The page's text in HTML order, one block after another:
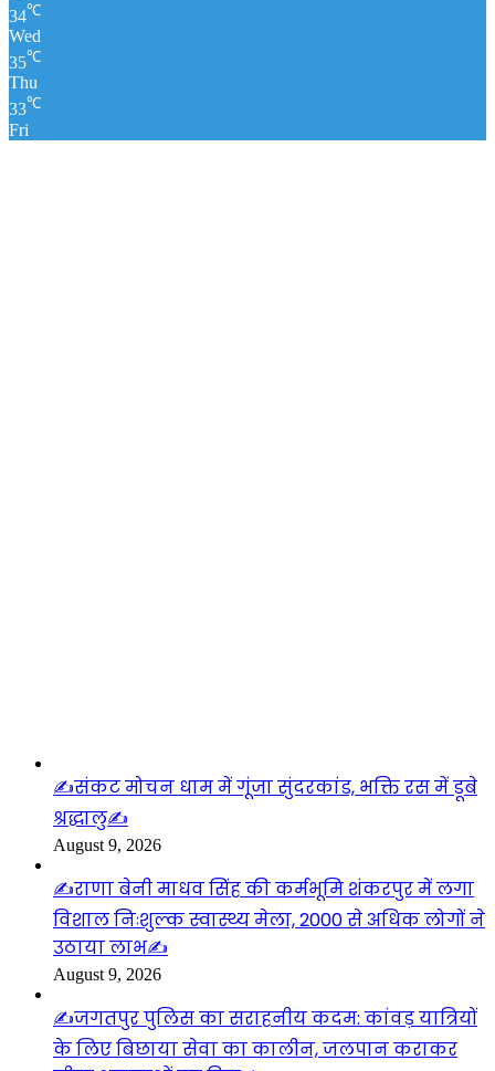
34℃
Wed
35℃
Thu
33℃
Fri
✍️संकट मोचन धाम में गूंजा सुंदरकांड, भक्ति रस में डूबे
श्रद्धालु✍️
August 9, 2026
✍️राणा बेनी माधव सिंह की कर्मभूमि शंकरपुर में लगा
विशाल निःशुल्क स्वास्थ्य मेला, 2000 से अधिक लोगों ने
उठाया लाभ✍️
August 9, 2026
✍️जगतपुर पुलिस का सराहनीय कदम: कांवड़ यात्रियों
के लिए बिछाया सेवा का कालीन, जलपान कराकर